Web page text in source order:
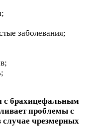
заболевания;
с брахицефальным
проблемы с
чрезмерных